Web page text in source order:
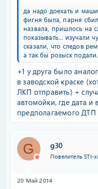
да надо доехать и
фигня была, парня
назвала, пришлось на
показывать... изучали
сказали, что следов
а так бы розыск подали.
+1 у друга было
в заводской краске
ЛКП отправить) +
автомойки, где дата
предполагаемого ДТП
G g30
Повелитель STI-
20 Май 2014